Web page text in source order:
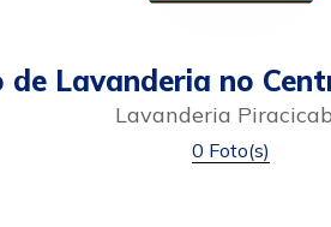
de Lavanderia no
Lavanderia
0 Foto(s)